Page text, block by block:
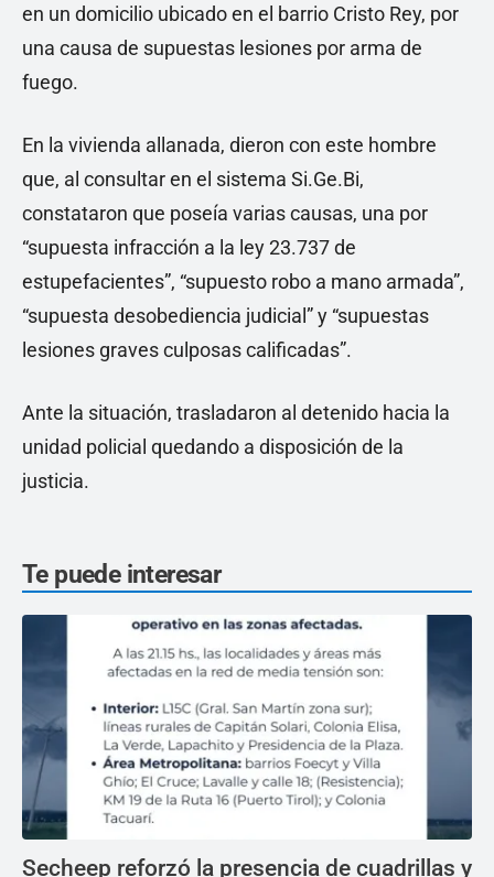
en un domicilio ubicado en el barrio Cristo Rey, por
una causa de supuestas lesiones por arma de
fuego.
En la vivienda allanada, dieron con este hombre
que, al consultar en el sistema Si.Ge.Bi,
constataron que poseía varias causas, una por
“supuesta infracción a la ley 23.737 de
estupefacientes”, “supuesto robo a mano armada”,
“supuesta desobediencia judicial” y “supuestas
lesiones graves culposas calificadas”.
Ante la situación, trasladaron al detenido hacia la
unidad policial quedando a disposición de la
justicia.
Te puede interesar
Secheep reforzó la presencia de cuadrillas y